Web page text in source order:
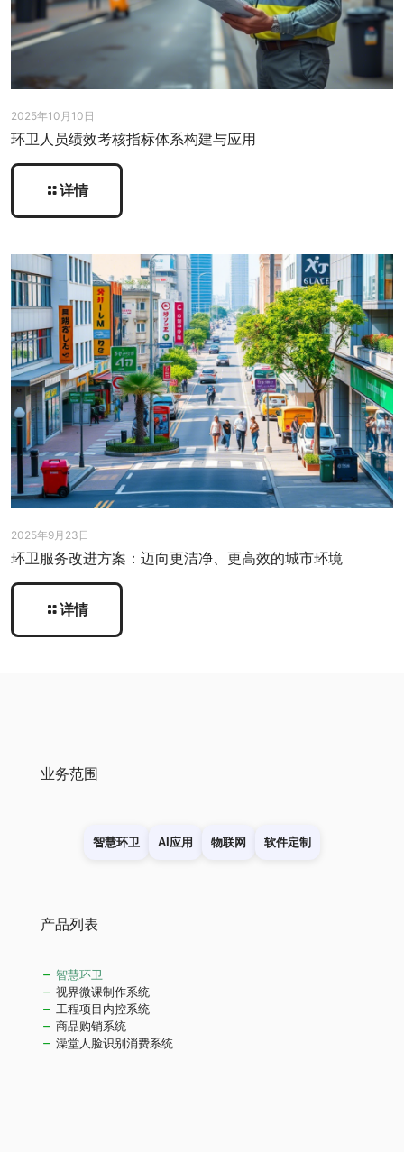
2025年10月10日
环卫人员绩效考核指标体系构建与应用
详情
2025年9月23日
环卫服务改进方案：迈向更洁净、更高效的城市环境
详情
业务范围
智慧环卫 AI应用 物联网 软件定制
产品列表
智慧环卫
视界微课制作系统
工程项目内控系统
商品购销系统
澡堂人脸识别消费系统